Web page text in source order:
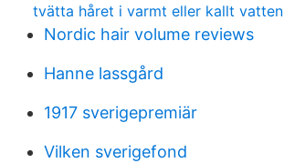
tvätta håret i varmt eller kallt vatten
Nordic hair volume reviews
Hanne lassgård
1917 sverigepremiär
Vilken sverigefond